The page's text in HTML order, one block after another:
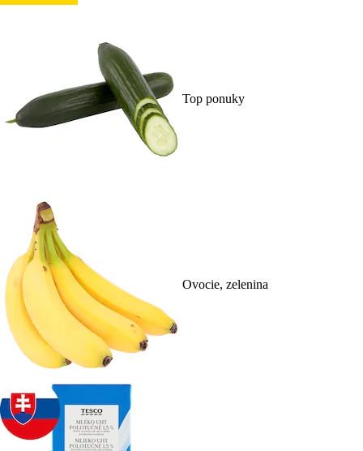
Top ponuky
Ovocie, zelenina